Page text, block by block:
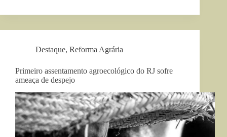
Destaque, Reforma Agrária
Primeiro assentamento agroecológico do RJ sofre
ameaça de despejo